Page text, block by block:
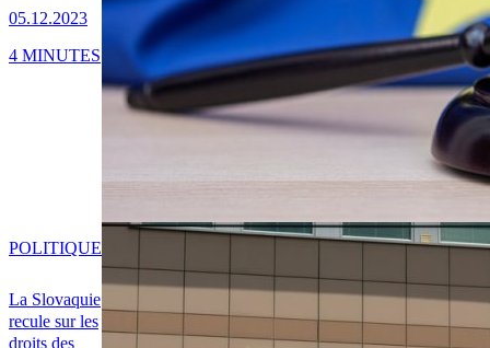
05.12.2023
4 MINUTES
La Slovaquie
recule sur les
droits des
POLITIQUE